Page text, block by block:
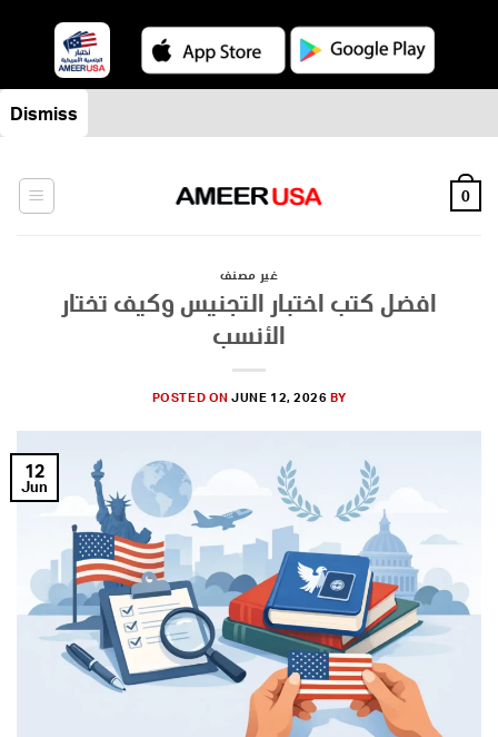
Dismiss
to
0
غير مصنف
افضل كتب اختبار التجنيس وكيف تختار
الأنسب
POSTED ONJUNE 12, 2026 BY
12
Jun